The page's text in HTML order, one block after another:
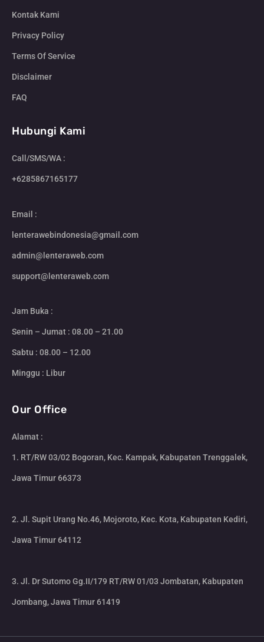
Kontak Kami
Privacy Policy
Terms Of Service
Disclaimer
FAQ
Hubungi Kami
Call/SMS/WA :
+6285867165177
Email :
lenterawebindonesia@gmail.com
admin@lenteraweb.com
support@lenteraweb.com
Jam Buka :
Senin – Jumat : 08.00 – 21.00
Sabtu : 08.00 – 12.00
Minggu : Libur
Our Office
Alamat :
1. RT/RW 03/02 Bogoran, Kec. Kampak, Kabupaten Trenggalek,
Jawa Timur 66373
2. Jl. Supit Urang No.46, Mojoroto, Kec. Kota, Kabupaten Kediri,
Jawa Timur 64112
3. Jl. Dr Sutomo Gg.II/179 RT/RW 01/03 Jombatan, Kabupaten
Jombang, Jawa Timur 61419